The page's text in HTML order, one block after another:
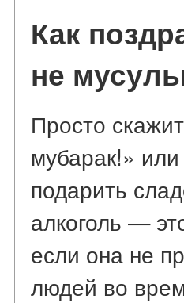
Как
не
Просто
мубарак!»
подарить
алкоголь —
если она не
людей во